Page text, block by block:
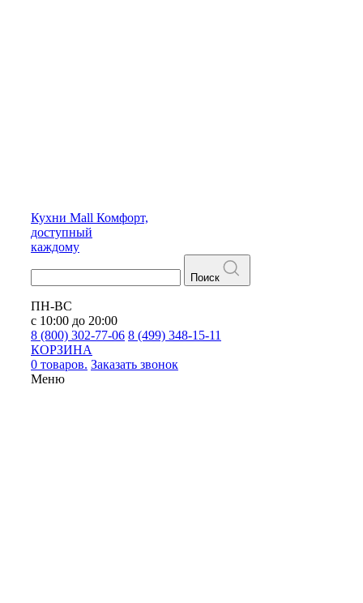
Кухни Mall Комфорт,
доступный
каждому
Поиск
ПН-ВС
с 10:00 до 20:00
8 (800) 302-77-06 8 (499) 348-15-11
КОРЗИНА
0 товаров. Заказать звонок
Меню